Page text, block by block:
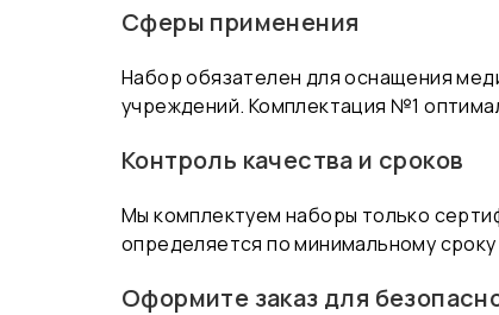
Сферы применения
Набор обязателен для оснащения
учреждений. Комплектация №1
Контроль качества и сроков
Мы комплектуем наборы только
определяется по минимальному
Оформите заказ для